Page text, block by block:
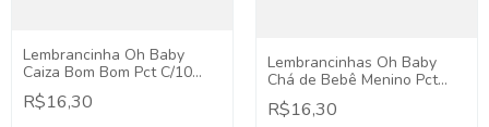
Lembrancinha Oh Baby
Caiza Bom Bom Pct C/10
Decoração Chá de Bebê Oh
Baby Menino
R$16,30
Lembrancinhas Oh Baby
Chá de Bebê Menino Pct
C/10 Oh Baby Lembrancinha
Personalizada Oh Baby
R$16,30